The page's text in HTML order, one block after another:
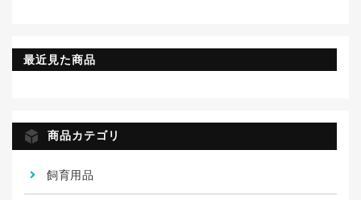
最近見た商品
商品カテゴリ
飼育用品